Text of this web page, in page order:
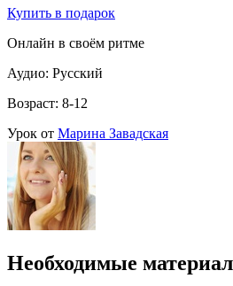
Купить в подарок
Онлайн в своём ритме
Аудио: Русский
Возраст: 8-12
Урок от Марина Завадская
Необходимые